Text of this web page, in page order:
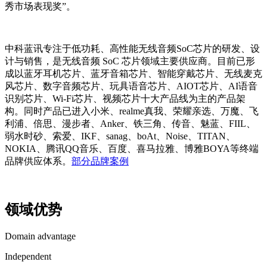
秀市场表现奖”。
中科蓝讯专注于低功耗、高性能无线音频SoC芯片的研发、设
计与销售，是无线音频 SoC 芯片领域主要供应商。目前已形
成以蓝牙耳机芯片、蓝牙音箱芯片、智能穿戴芯片、无线麦克
风芯片、数字音频芯片、玩具语音芯片、AIOT芯片、AI语音
识别芯片、Wi-Fi芯片、视频芯片十大产品线为主的产品架
构。同时产品已进入小米、realme真我、荣耀亲选、万魔、飞
利浦、倍思、漫步者、Anker、铁三角、传音、魅蓝、FIIL、
弱水时砂、索爱、IKF、sanag、boAt、Noise、TITAN、
NOKIA、腾讯QQ音乐、百度、喜马拉雅、博雅BOYA等终端
品牌供应体系。 部分品牌案例
领域优势
Domain advantage
Independent